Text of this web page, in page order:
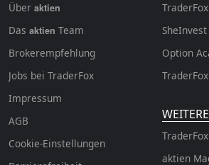
Über aktien
Das aktien Team
Brokerempfehlung
Jobs bei TraderFox
Impressum
AGB
Cookie-Einstellungen
SheInvest
Option
aktien